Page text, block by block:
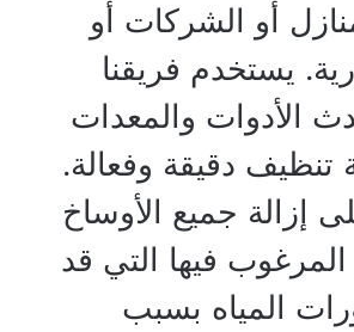
أو الشركات أو
يستخدم فريقنا
الأدوات والمعدات
تنظيف دقيقة وفعالة.
إزالة جميع الأوساخ
المرغوب فيها التي قد
المياه بسبب